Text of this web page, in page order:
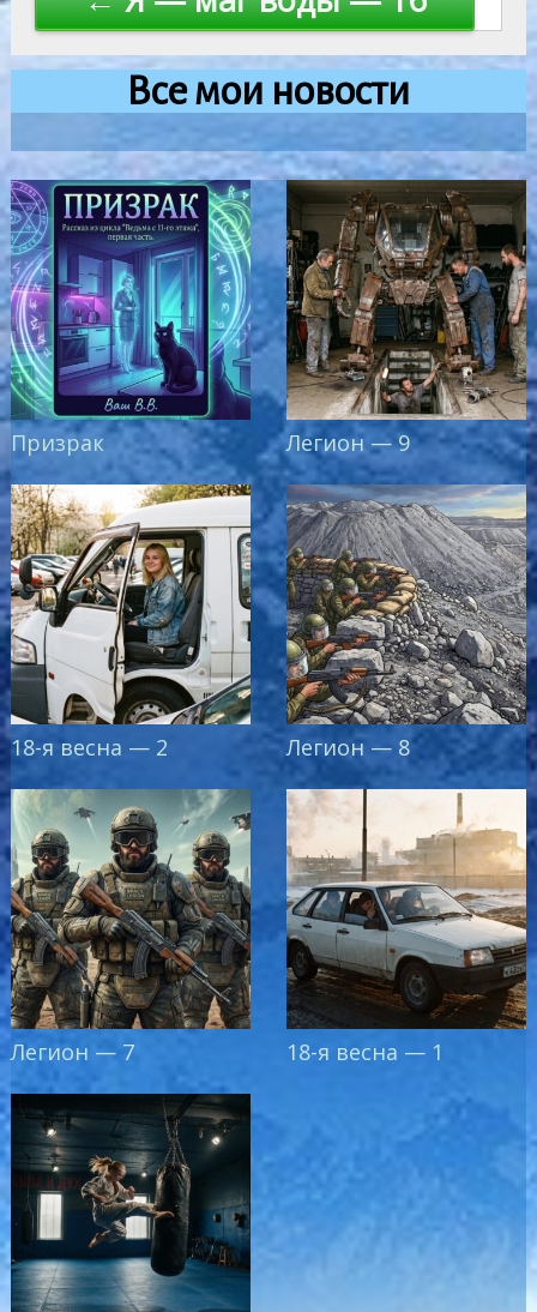
Все мои новости
Призрак Легион — 9
18-я весна — 2 Легион — 8
Легион — 7 18-я весна — 1